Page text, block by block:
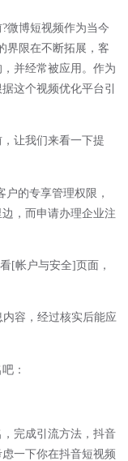
博短视频作为当今
界限在不断拓展，客
并经常被应用。作为
这个视频优化平台引
让我们来看一下提
的专享管理权限，
，而申请办理企业注
[帐户与安全]页面，
容，经过核实后能应
：
完成引流方法，抖音
一下你在抖音短视频